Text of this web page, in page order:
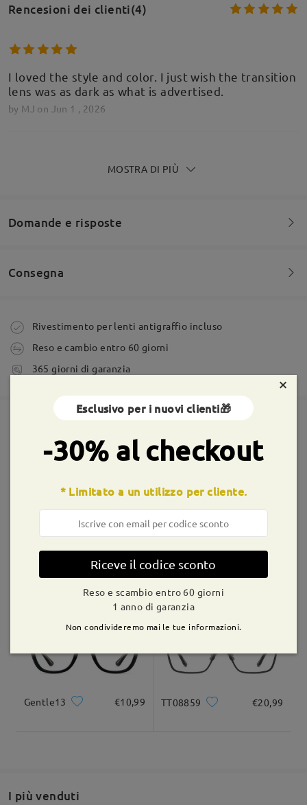
Rencesioni dei clienti(4)
I loved the style and color. I just wish the transition
lens was as dark as what is advertised.
by MJ on Jun 1 , 2026
MOSTRA DI PIÙ
Domande e risposte
Siete invitati a lasciare qualsiasi commento sulla montatura.
Consegna
Ordine effettuato
tempi di spedizione
Spedito
shipping time
Consegnato
Rivestimento per lenti antigraffio incluso
Reso e cambio entro 60 giorni
365 giorni di garanzia
Montature simili
€16,99 Gentle14
Gentle13 €10,99 TT08859 €20,99
I più venduti
×
Esclusivo per i nuovi clienti🎁
-30% al checkout
* Limitato a un utilizzo per cliente.
Riceve il codice sconto
Reso e scambio entro 60 giorni
1 anno di garanzia
Non condivideremo mai le tue informazioni.